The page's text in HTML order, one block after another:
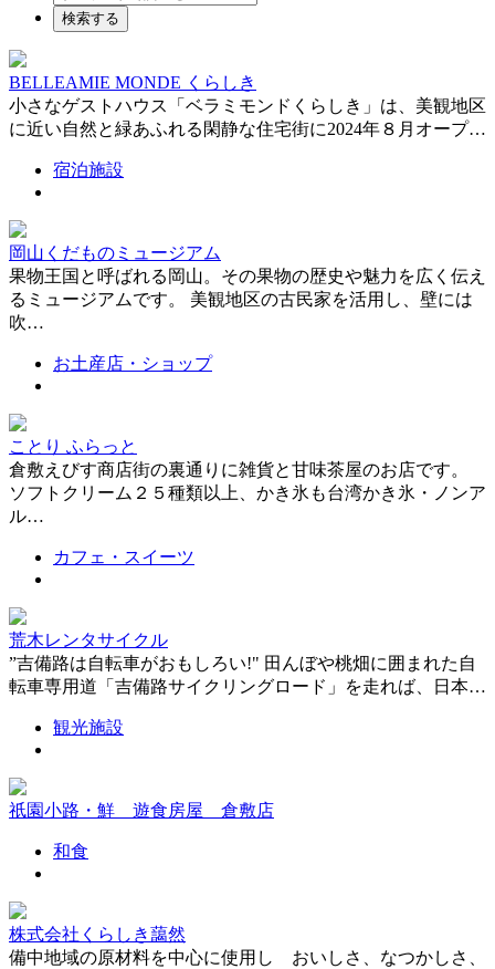
BELLEAMIE MONDE くらしき
小さなゲストハウス「ベラミモンドくらしき」は、美観地区
に近い自然と緑あふれる閑静な住宅街に2024年８月オープ…
宿泊施設
岡山くだものミュージアム
果物王国と呼ばれる岡山。その果物の歴史や魅力を広く伝え
るミュージアムです。 美観地区の古民家を活用し、壁には
吹…
お土産店・ショップ
ことり ふらっと
倉敷えびす商店街の裏通りに雑貨と甘味茶屋のお店です。
ソフトクリーム２５種類以上、かき氷も台湾かき氷・ノンア
ル…
カフェ・スイーツ
荒木レンタサイクル
”吉備路は自転車がおもしろい!" 田んぼや桃畑に囲まれた自
転車専用道「吉備路サイクリングロード」を走れば、日本…
観光施設
祇園小路・鮮 遊食房屋 倉敷店
和食
株式会社くらしき藹然
備中地域の原材料を中心に使用し おいしさ、なつかしさ、